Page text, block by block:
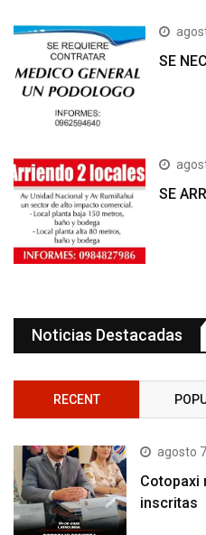
SE
SE
Noticias Destacadas
RECENT
agosto
Cotopaxi
inscritas